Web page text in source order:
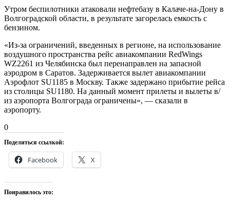
Утром беспилотники атаковали нефтебазу в Калаче-на-Дону в
Волгоградской области, в результате загорелась емкость с
бензином.
«Из-за ограничений, введенных в регионе, на использование
воздушного пространства рейс авиакомпании RedWings
WZ2261 из Челябинска был перенаправлен на запасной
аэродром в Саратов. Задерживается вылет авиакомпании
Аэрофлот SU1185 в Москву. Также задержано прибытие рейса
из столицы SU1180. На данный момент прилеты и вылеты в/
из аэропорта Волгограда ограничены», — сказали в
аэропорту.
0
Поделиться ссылкой:
Facebook X
Понравилось это: